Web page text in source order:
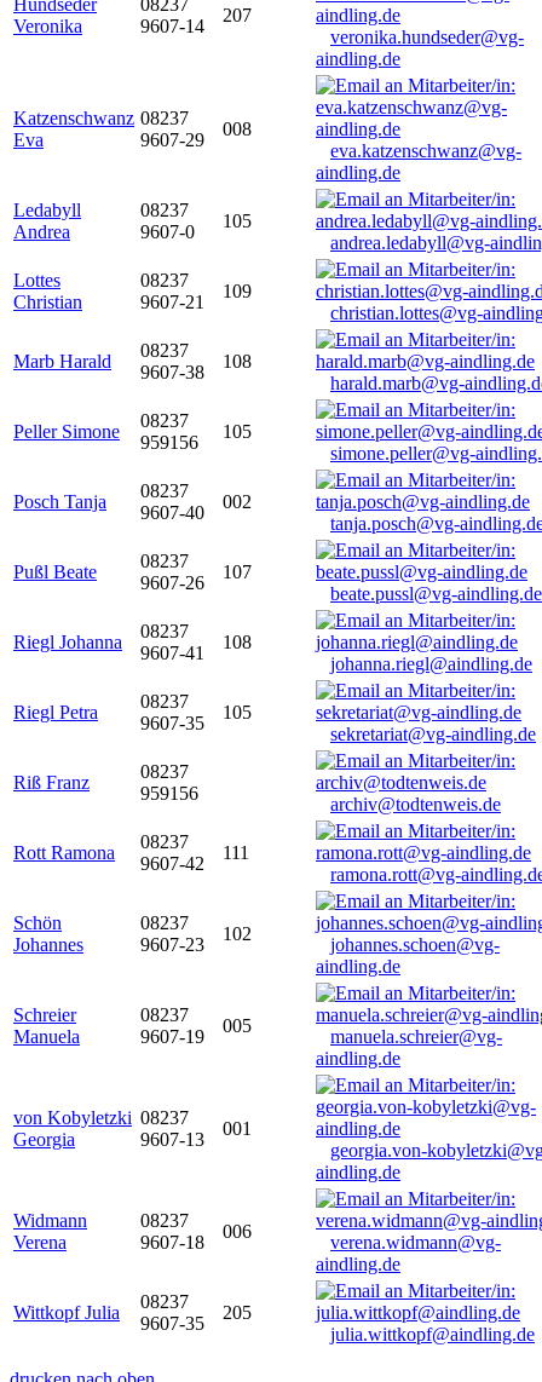
Hundseder
Veronika
08237
9607-14
207
veronika.hundseder@vg-
aindling.de
Katzenschwanz
Eva
08237
9607-29
008
eva.katzenschwanz@vg-
aindling.de
Ledabyll
Andrea
08237
9607-0
105
andrea.ledabyll@vg-
Lottes
Christian
08237
9607-21
109
christian.lottes@vg-
Marb Harald
08237
9607-38
108
harald.marb@vg-
Peller Simone
08237
959156
105
simone.peller@vg-
Posch Tanja
08237
9607-40
002
tanja.posch@vg-
Pußl Beate
08237
9607-26
107
beate.pussl@vg-aindling.de
Riegl Johanna
08237
9607-41
108
johanna.riegl@aindling.de
Riegl Petra
08237
9607-35
105
sekretariat@vg-aindling.de
Riß Franz
08237
959156
archiv@todtenweis.de
Rott Ramona
08237
9607-42
111
ramona.rott@vg-
Schön
Johannes
08237
9607-23
102
johannes.schoen@vg-
aindling.de
Schreier
Manuela
08237
9607-19
005
manuela.schreier@vg-
aindling.de
von Kobyletzki
Georgia
08237
9607-13
001
georgia.von-
aindling.de
Widmann
Verena
08237
9607-18
006
verena.widmann@vg-
aindling.de
Wittkopf Julia
08237
9607-35
205
julia.wittkopf@aindling.de